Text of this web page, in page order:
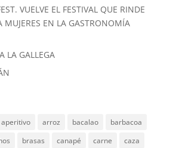
VUELVE EL FESTIVAL QUE RINDE
MUJERES EN LA GASTRONOMÍA
LA GALLEGA
aperitivo arroz bacalao
barbacoa
brasas canapé carne
caza